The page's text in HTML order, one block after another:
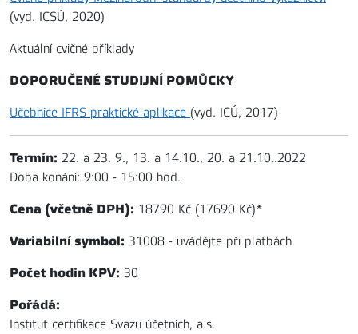
(vyd. ICSÚ, 2020)
Aktuální cvičné příklady
DOPORUČENÉ STUDIJNÍ POMŮCKY
Učebnice IFRS praktické aplikace (vyd. ICÚ, 2017)
Termín: 22. a 23. 9., 13. a 14.10., 20. a 21.10..2022
Doba konání: 9:00 - 15:00 hod.
Cena (včetně DPH): 18790 Kč (17690 Kč)*
Variabilní symbol: 31008 - uvádějte při platbách
Počet hodin KPV: 30
Pořádá:
Institut certifikace Svazu účetních, a.s.